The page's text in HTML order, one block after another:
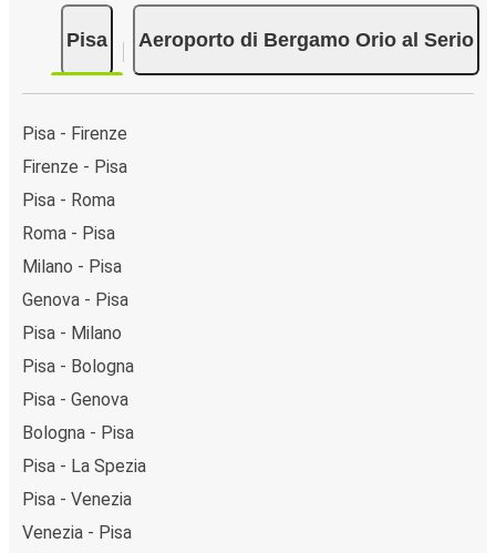
Pisa Aeroporto di Bergamo Orio al Serio
Pisa - Firenze
Firenze - Pisa
Pisa - Roma
Roma - Pisa
Milano - Pisa
Genova - Pisa
Pisa - Milano
Pisa - Bologna
Pisa - Genova
Bologna - Pisa
Pisa - La Spezia
Pisa - Venezia
Venezia - Pisa